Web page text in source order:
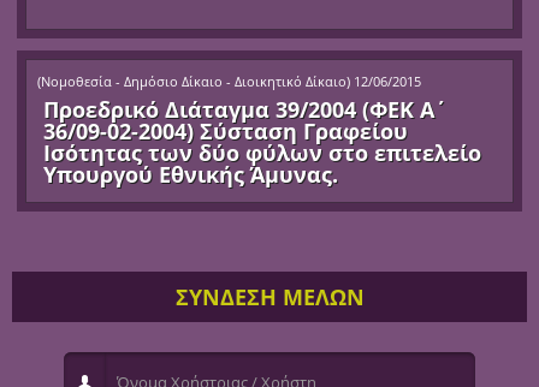
(Νομοθεσία - Δημόσιο Δίκαιο - Διοικητικό Δίκαιο) 12/06/2015
Προεδρικό Διάταγμα 39/2004 (ΦΕΚ Α΄
36/09-02-2004) Σύσταση Γραφείου
Ισότητας των δύο φύλων στο επιτελείο
Υπουργού Εθνικής Άμυνας.
ΣΥΝΔΕΣΗ ΜΕΛΩΝ
Όνομα Χρήστριας / Χρήστη